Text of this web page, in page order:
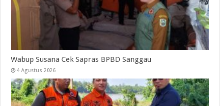
Wabup Susana Cek Sapras BPBD Sanggau
4 Agustus 2026